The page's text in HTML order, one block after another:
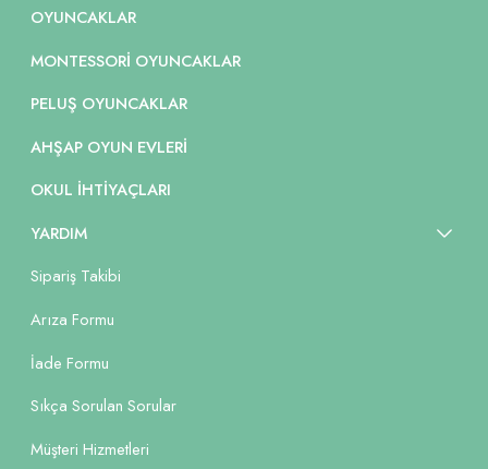
OYUNCAKLAR
MONTESSORI OYUNCAKLAR
PELUŞ OYUNCAKLAR
AHŞAP OYUN EVLERI
OKUL İHTIYAÇLARI
YARDIM
Sipariş Takibi
Arıza Formu
İade Formu
Sıkça Sorulan Sorular
Müşteri Hizmetleri